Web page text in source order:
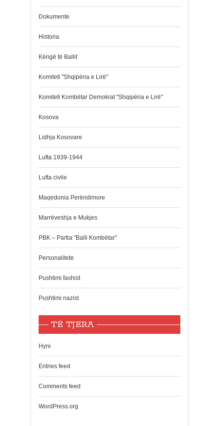
Dokumente
Historia
Këngë të Ballit
Komiteti "Shqipëria e Lirë"
Komiteti Kombëtar Demokrat "Shqipëria e Lirë"
Kosova
Lidhja Kosovare
Lufta 1939-1944
Lufta civile
Maqedonia Perëndimore
Marrëveshja e Mukjes
PBK – Partia "Balli Kombëtar"
Personalitete
Pushtimi fashist
Pushtimi nazist
TË TJERA
Hyni
Entries feed
Comments feed
WordPress.org